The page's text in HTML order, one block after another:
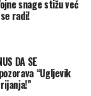
snage stižu već
radi!
DA SE
“Ugljevik